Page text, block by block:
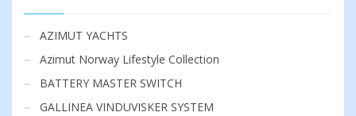
AZIMUT YACHTS
Azimut Norway Lifestyle Collection
BATTERY MASTER SWITCH
GALLINEA VINDUVISKER SYSTEM